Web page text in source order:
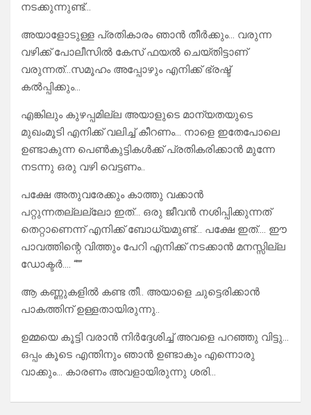
നടക്കുന്നുണ്ട്…
അയാളോടുള്ള പ്രതികാരം ഞാൻ തീർക്കും… വരുന്ന
വഴിക്ക് പോലീസിൽ കേസ് ഫയൽ ചെയ്തിട്ടാണ്
വരുന്നത്…സമൂഹം അപ്പോഴും എനിക്ക് ഭ്രഷ്ട്
കൽപ്പിക്കും…
എങ്കിലും കുഴപ്പമില്ല അയാളുടെ മാന്യതയുടെ
മുഖംമൂടി എനിക്ക് വലിച്ച് കീറണം… നാളെ ഇതേപോലെ
ഉണ്ടാകുന്ന പെൺകുട്ടികൾക്ക് പ്രതികരിക്കാൻ മുന്നേ
നടന്നു ഒരു വഴി വെട്ടണം..
പക്ഷേ അതുവരേക്കും കാത്തു വക്കാൻ
പറ്റുന്നതല്ലല്ലോ ഇത്… ഒരു ജീവൻ നശിപ്പിക്കുന്നത്
തെറ്റാണെന്ന് എനിക്ക് ബോധ്യമുണ്ട്… പക്ഷേ ഇത്…. ഈ
പാവത്തിന്റെ വിത്തും പേറി എനിക്ക് നടക്കാൻ മനസ്സില്ല
ഡോക്ടർ…. “””
ആ കണ്ണുകളിൽ കണ്ട തീ.. അയാളെ ചുട്ടെരിക്കാൻ
പാകത്തിന് ഉള്ളതായിരുന്നു..
ഉമ്മയെ കൂട്ടി വരാൻ നിർദ്ദേശിച്ച് അവളെ പറഞ്ഞു വിട്ടു…
ഒപ്പം കൂടെ എന്തിനും ഞാൻ ഉണ്ടാകും എന്നൊരു
വാക്കും… കാരണം അവളായിരുന്നു ശരി…